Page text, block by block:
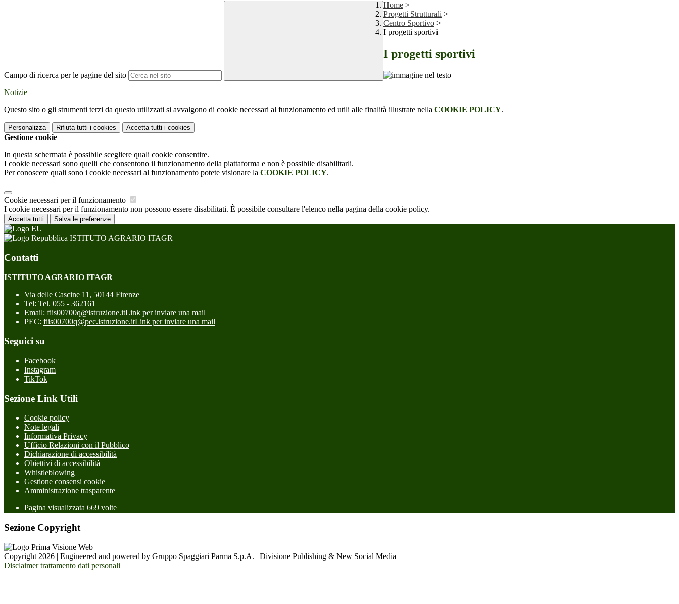
Campo di ricerca per le pagine del sito
Home >
Progetti Strutturali >
Centro Sportivo >
I progetti sportivi
I progetti sportivi
Notizie
Questo sito o gli strumenti terzi da questo utilizzati si avvalgono di cookie necessari al funzionamento ed utili alle finalità illustrate nella COOKIE POLICY.
Personalizza Rifiuta tutti i cookies Accetta tutti i cookies
Gestione cookie
In questa schermata è possibile scegliere quali cookie consentire.
I cookie necessari sono quelli che consentono il funzionamento della piattaforma e non è possibile disabilitarli.
Per conoscere quali sono i cookie necessari al funzionamento potete visionare la COOKIE POLICY.
Cookie necessari per il funzionamento
I cookie necessari per il funzionamento non possono essere disabilitati. È possibile consultare l'elenco nella pagina della cookie policy.
Accetta tutti Salva le preferenze
ISTITUTO AGRARIO ITAGR
Contatti
ISTITUTO AGRARIO ITAGR
Via delle Cascine 11, 50144 Firenze
Tel: Tel. 055 - 362161
Email: fiis00700q@istruzione.itLink per inviare una mail
PEC: fiis00700q@pec.istruzione.itLink per inviare una mail
Seguici su
Facebook
Instagram
TikTok
Sezione Link Utili
Cookie policy
Note legali
Informativa Privacy
Ufficio Relazioni con il Pubblico
Dichiarazione di accessibilità
Obiettivi di accessibilità
Whistleblowing
Gestione consensi cookie
Amministrazione trasparente
Pagina visualizzata 669 volte
Sezione Copyright
Copyright 2026 | Engineered and powered by Gruppo Spaggiari Parma S.p.A. | Divisione Publishing & New Social Media
Disclaimer trattamento dati personali